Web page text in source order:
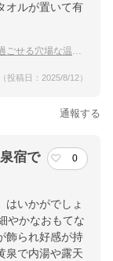
オルが置いて有
温泉宿のおすすめは？
投稿日：2025/8/12）
通報する
宿で
0
はいかがでしょ
やかなおもてな
飾られ好感が持
泉で内湯や露天